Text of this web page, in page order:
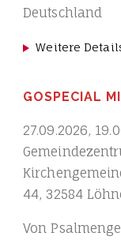
Deutschland
Weitere
GOSPECIAL
27.09.2026,
44, 32584
Von